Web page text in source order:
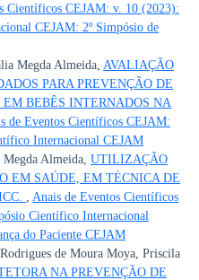
Científicos CEJAM: v. 10 (2023):
CEJAM: 2º Simpósio de
Megda Almeida, AVALIAÇÃO
PARA PREVENÇÃO DE
BEBÊS INTERNADOS NA
de Eventos Científicos CEJAM:
Internacional CEJAM
Almeida, UTILIZAÇÃO
EM SAÚDE, EM TÉCNICA DE
Anais de Eventos Científicos
Científico Internacional
do Paciente CEJAM
de Moura Moya, Priscila
NA PREVENÇÃO DE